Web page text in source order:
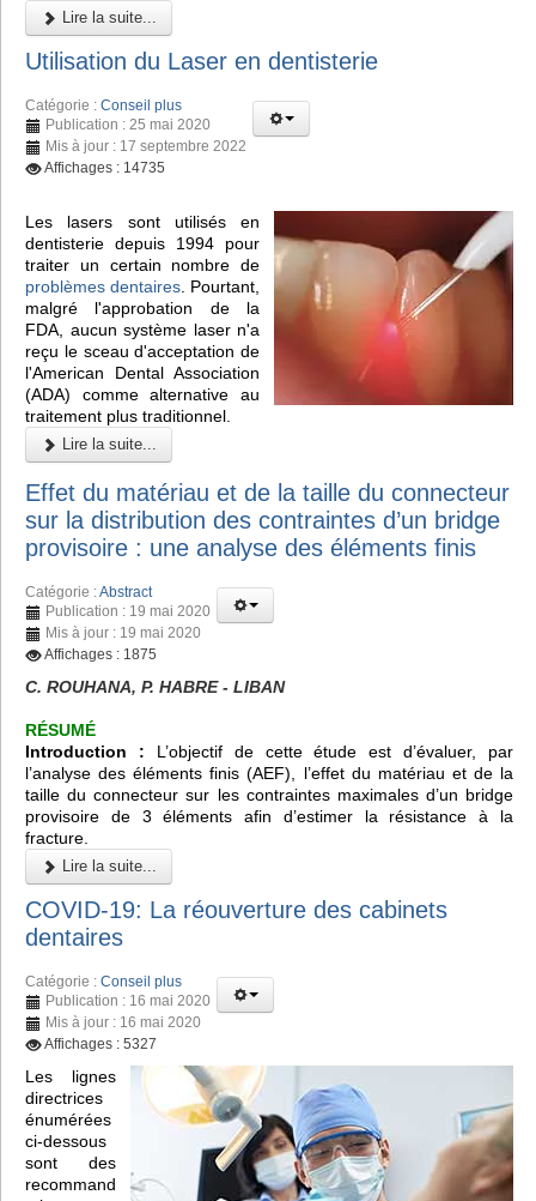
Lire la suite...
Utilisation du Laser en dentisterie
Catégorie : Conseil plus
Publication : 25 mai 2020
Mis à jour : 17 septembre 2022
Affichages : 14735
Les lasers sont utilisés en
dentisterie depuis 1994 pour
traiter un certain nombre de
problèmes dentaires . Pourtant,
malgré l'approbation de la
FDA, aucun système laser n'a
reçu le sceau d'acceptation de
l'American Dental Association
(ADA) comme alternative au
traitement plus traditionnel.
Lire la suite...
Effet du matériau et de la taille du connecteur
sur la distribution des contraintes d’un bridge
provisoire : une analyse des éléments finis
Catégorie :Abstract
Publication : 19 mai 2020
Mis à jour : 19 mai 2020
Affichages : 1875
C. ROUHANA, P. HABRE - LIBAN
RÉSUMÉ
Introduction : L’objectif de cette étude est d’évaluer, par
l’analyse des éléments finis (AEF), l’effet du matériau et de la
taille du connecteur sur les contraintes maximales d’un bridge
provisoire de 3 éléments afin d’estimer la résistance à la
fracture.
Lire la suite...
COVID-19: La réouverture des cabinets
dentaires
Catégorie : Conseil plus
Publication : 16 mai 2020
Mis à jour : 16 mai 2020
Affichages : 5327
Les lignes
directrices
énumérées
ci-dessous
sont des
recommand